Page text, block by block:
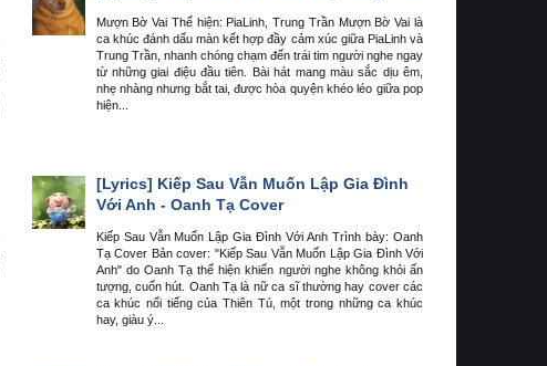
Mượn Bờ Vai Thể hiện: PiaLinh, Trung Trần Mượn Bờ Vai là
ca khúc đánh dấu màn kết hợp đầy cảm xúc giữa PiaLinh và
Trung Trần, nhanh chóng chạm đến trái tim người nghe ngay
từ những giai điệu đầu tiên. Bài hát mang màu sắc dịu êm,
nhẹ nhàng nhưng bắt tai, được hòa quyện khéo léo giữa pop
hiện...
[Lyrics] Kiếp Sau Vẫn Muốn Lập Gia Đình
Với Anh - Oanh Tạ Cover
Kiếp Sau Vẫn Muốn Lập Gia Đình Với Anh Trình bày: Oanh
Tạ Cover Bản cover: "Kiếp Sau Vẫn Muốn Lập Gia Đình Với
Anh" do Oanh Tạ thể hiện khiến người nghe không khỏi ấn
tượng, cuốn hút. Oanh Tạ là nữ ca sĩ thường hay cover các
ca khúc nổi tiếng của Thiên Tú, một trong những ca khúc
hay, giàu ý...